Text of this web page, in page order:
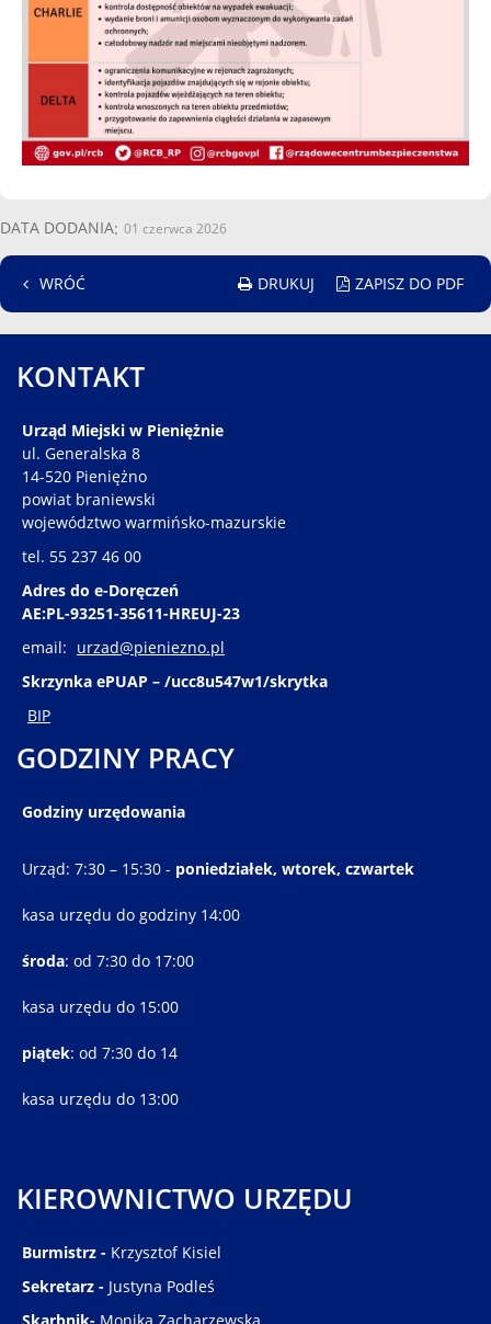
DATA DODANIA 01 czerwca 2026
WRÓĆ DRUKUJ ZAPISZ DO PDF
KONTAKT
Urząd Miejski w Pieniężnie
ul. Generalska 8
14-520 Pieniężno
powiat braniewski
województwo warmińsko-mazurskie
tel. 55 237 46 00
Adres do e-Doręczeń
AE:PL-93251-35611-HREUJ-23
email: urzad@pieniezno.pl
Skrzynka ePUAP – /ucc8u547w1/skrytka
BIP
GODZINY PRACY
Godziny urzędowania
Urząd: 7:30 – 15:30 - poniedziałek, wtorek, czwartek
kasa urzędu do godziny 14:00
środa: od 7:30 do 17:00
kasa urzędu do 15:00
piątek: od 7:30 do 14
kasa urzędu do 13:00
KIEROWNICTWO URZĘDU
Burmistrz - Krzysztof Kisiel
Sekretarz - Justyna Podleś